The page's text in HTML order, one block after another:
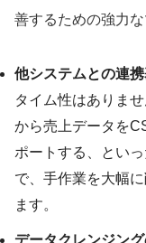
善するための強力な
他システムとの連
タイム性はありま
から売上データを
ポートする、とい
で、手作業を大幅
ます。
データクレンジング